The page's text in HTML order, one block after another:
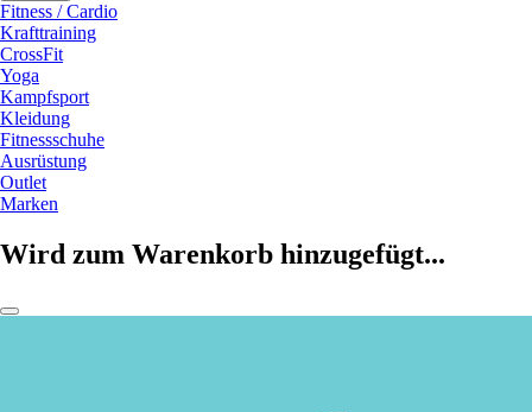
Fitness / Cardio
Krafttraining
CrossFit
Yoga
Kampfsport
Kleidung
Fitnessschuhe
Ausrüstung
Outlet
Marken
Wird zum Warenkorb hinzugefügt...